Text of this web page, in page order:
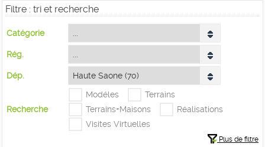
Filtre : tri et recherche
Catégorie
Rég.
Dép.
Recherche
Modéles
Terrains
Terrains+Maisons
Réalisations
Visites Virtuelles
Plus de filtre